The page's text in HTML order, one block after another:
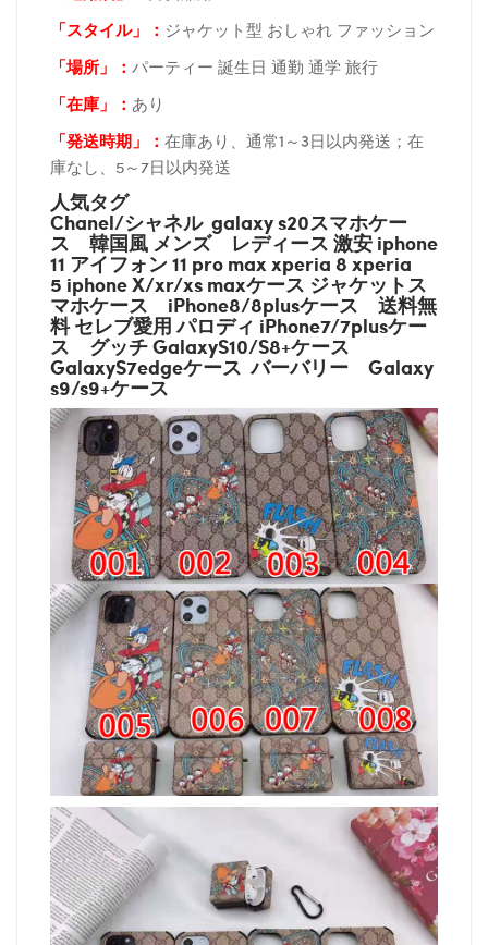
「スタイル」： ジャケット型 おしゃれ ファッション
「場所 」： パーティー 誕生日 通勤 通学 旅行
「在庫 」： あり
「発送時期 」： 在庫あり、通常1～3日以内発送；在
庫なし、5～7日以内発送
人気タグ
Chanel/シャネル galaxy s20スマホケー
ス 韓国風 メンズ レディース 激安 iphone
11 アイフォン 11 pro max xperia 8 xperia
5 iphone X/xr/xs maxケース ジャケットス
マホケース iPhone8/8plusケース 送料無
料 セレブ愛用 パロディ iPhone7/7plusケー
ス グッチGalaxyS10/S8+ケース
GalaxyS7edgeケース バーバリー Galaxy
s9/s9+ケース